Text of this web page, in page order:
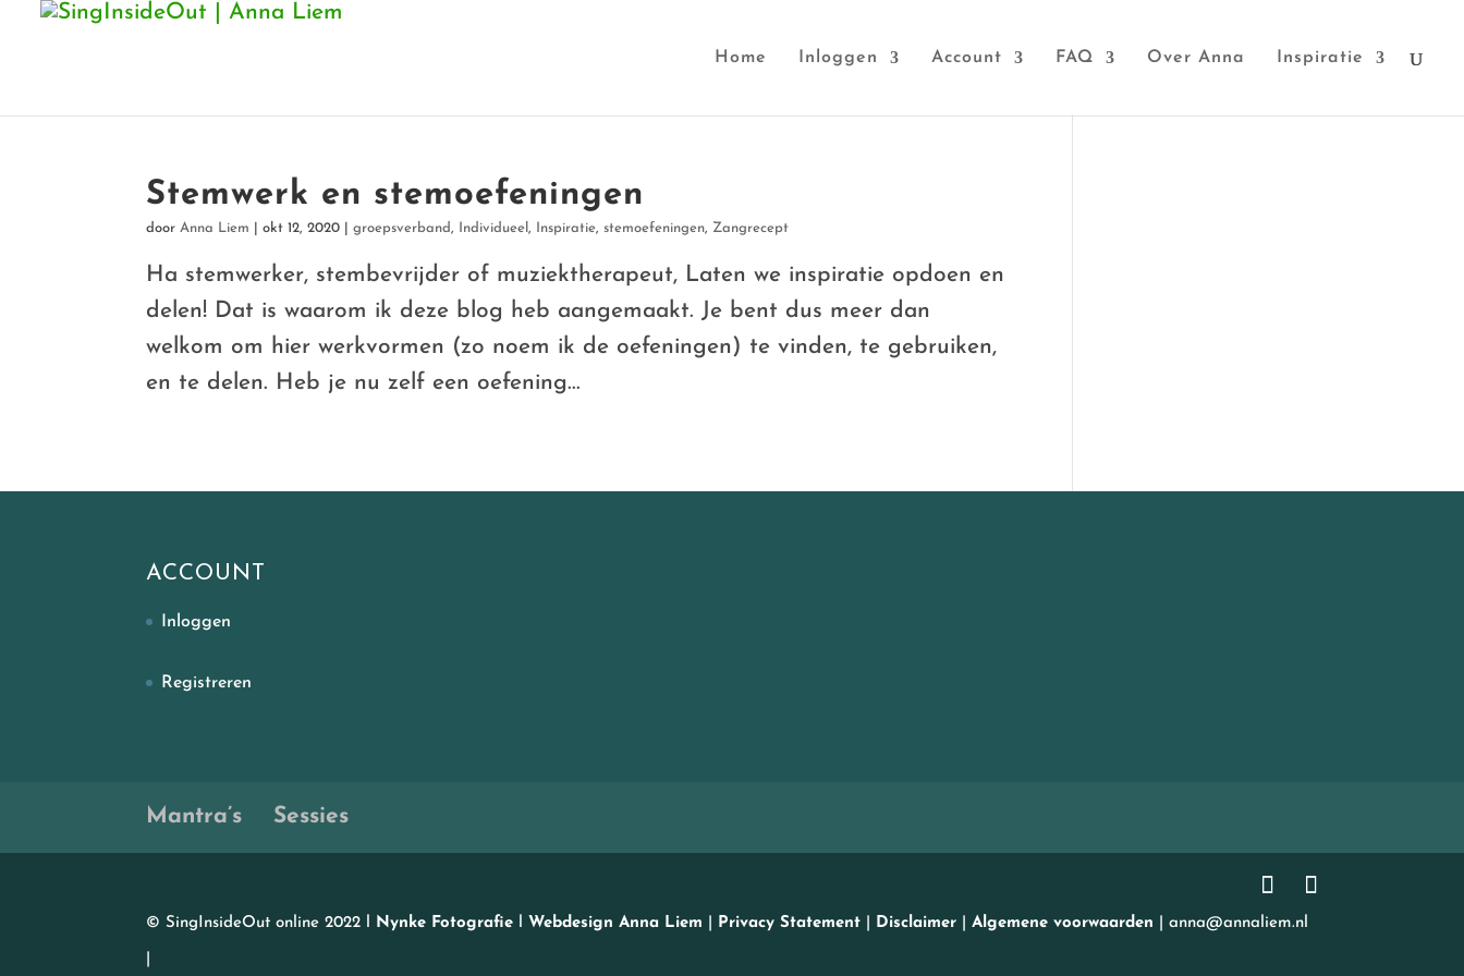
Home Inloggen Account FAQ Over Anna Inspiratie
Stemwerk en stemoefeningen
doorAnna Liem |okt 12, 2020 |groepsverband, Individueel, Inspiratie,stemoefeningen, Zangrecept
Ha stemwerker, stembevrijder of muziektherapeut, Laten we inspiratie opdoen en
delen! Dat is waarom ik deze blog heb aangemaakt. Je bent dus meer dan
welkom om hier werkvormen (zo noem ik de oefeningen) te vinden, te gebruiken,
en te delen. Heb je nu zelf een oefening...
ACCOUNT
Inloggen
Registreren
Mantra’s Sessies
© SingInsideOut online 2022 l Nynke Fotografie Webdesign Anna Liem Privacy Statement Disclaimer |Algemene voorwaarden | anna@annaliem.nl